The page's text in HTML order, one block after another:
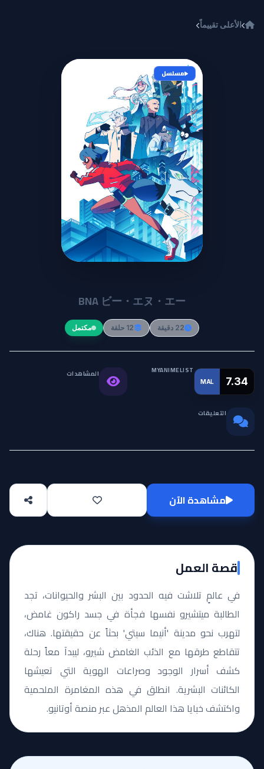
الأعلى تقييماً
مسلسل
BNA
BNA ビー・エヌ・エー
22 دقيقة 12 حلقة مكتمل
MAL 7.34
MYANIMELIST المشاهدات
التعليقات
مشاهدة الآن
قصة العمل
في عالمٍ تلاشت فيه الحدود بين البشر والحيوانات، تجد
الطالبة ميتشيرو نفسها فجأة في جسد راكون غامض،
لتهرب نحو مدينة 'أنيما سيتي' بحثاً عن حقيقتها. هناك،
تتقاطع طرقها مع الذئب الغامض شيرو، ليبدآ معاً رحلة
كشف أسرار الوجود وصراعات الهوية التي تعيشها
الكائنات البشرية. انطلق في هذه المغامرة الملحمية
واكتشف خبايا هذا العالم المذهل عبر منصة أوتانيو.